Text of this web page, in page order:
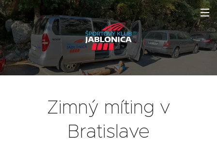
Zimný míting v
Bratislave